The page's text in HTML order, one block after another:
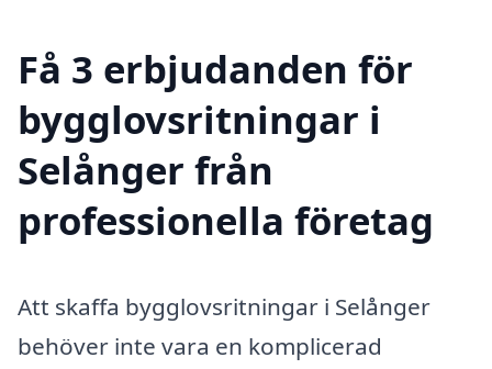
Få 3 erbjudanden för
bygglovsritningar i
Selånger från
professionella företag
Att skaffa bygglovsritningar i Selånger
behöver inte vara en komplicerad